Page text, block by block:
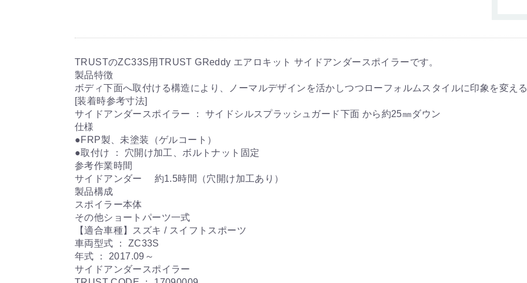
TRUSTのZC33S用TRUST GReddy エアロキット サイドアンダースポイラーです。
製品特徴
ボディ下面へ取付ける構造により、ノーマルデザインを活かしつつローフォルムスタイルに印象を変え
[装着時参考寸法]
サイドアンダースポイラー ： サイドシルスプラッシュガード下面 から約25㎜ダウン
仕様
●FRP製、未塗装（ゲルコート）
●取付け ： 穴開け加工、ボルトナット固定
参考作業時間
サイドアンダー 約1.5時間（穴開け加工あり）
製品構成
スポイラー本体
その他ショートパーツ一式
【適合車種】スズキ / スイフトスポーツ
車両型式 ： ZC33S
年式 ： 2017.09～
サイドアンダースポイラー